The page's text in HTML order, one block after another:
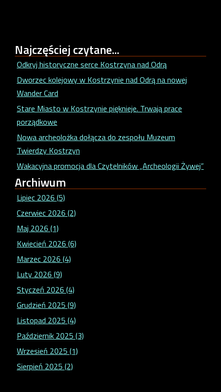
Najczęściejczytane...
Odkryj historyczne serce Kostrzyna nad Odrą
Dworzec kolejowy w Kostrzynie nad Odrą na nowej
Wander Card
Stare Miasto w Kostrzynie pięknieje. Trwają prace
porządkowe
Nowa archeolożka dołącza do zespołu Muzeum
Twierdzy Kostrzyn
Wakacyjna promocja dla Czytelników „Archeologii Żywej”
Archiwum
Lipiec 2026 (5)
Czerwiec 2026 (2)
Maj 2026 (1)
Kwiecień 2026 (6)
Marzec 2026 (4)
Luty 2026 (9)
Styczeń 2026 (4)
Grudzień 2025 (9)
Listopad 2025 (4)
Październik 2025 (3)
Wrzesień 2025 (1)
Sierpień 2025 (2)